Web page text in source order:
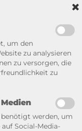
um den
zu analysieren
zu versorgen, die
zu
werden, um
Social-Media-